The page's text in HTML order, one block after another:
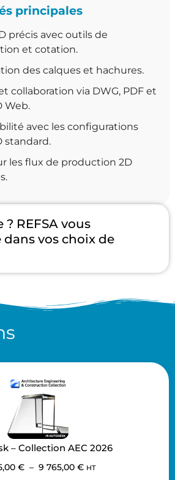
principales
précis avec outils de
et cotation.
des calques et hachures.
collaboration via DWG, PDF et
Web.
avec les configurations
standard.
les flux de production 2D
? REFSA vous
vos choix de
– Collection AEC 2026
€ – 9 765,00 € HT